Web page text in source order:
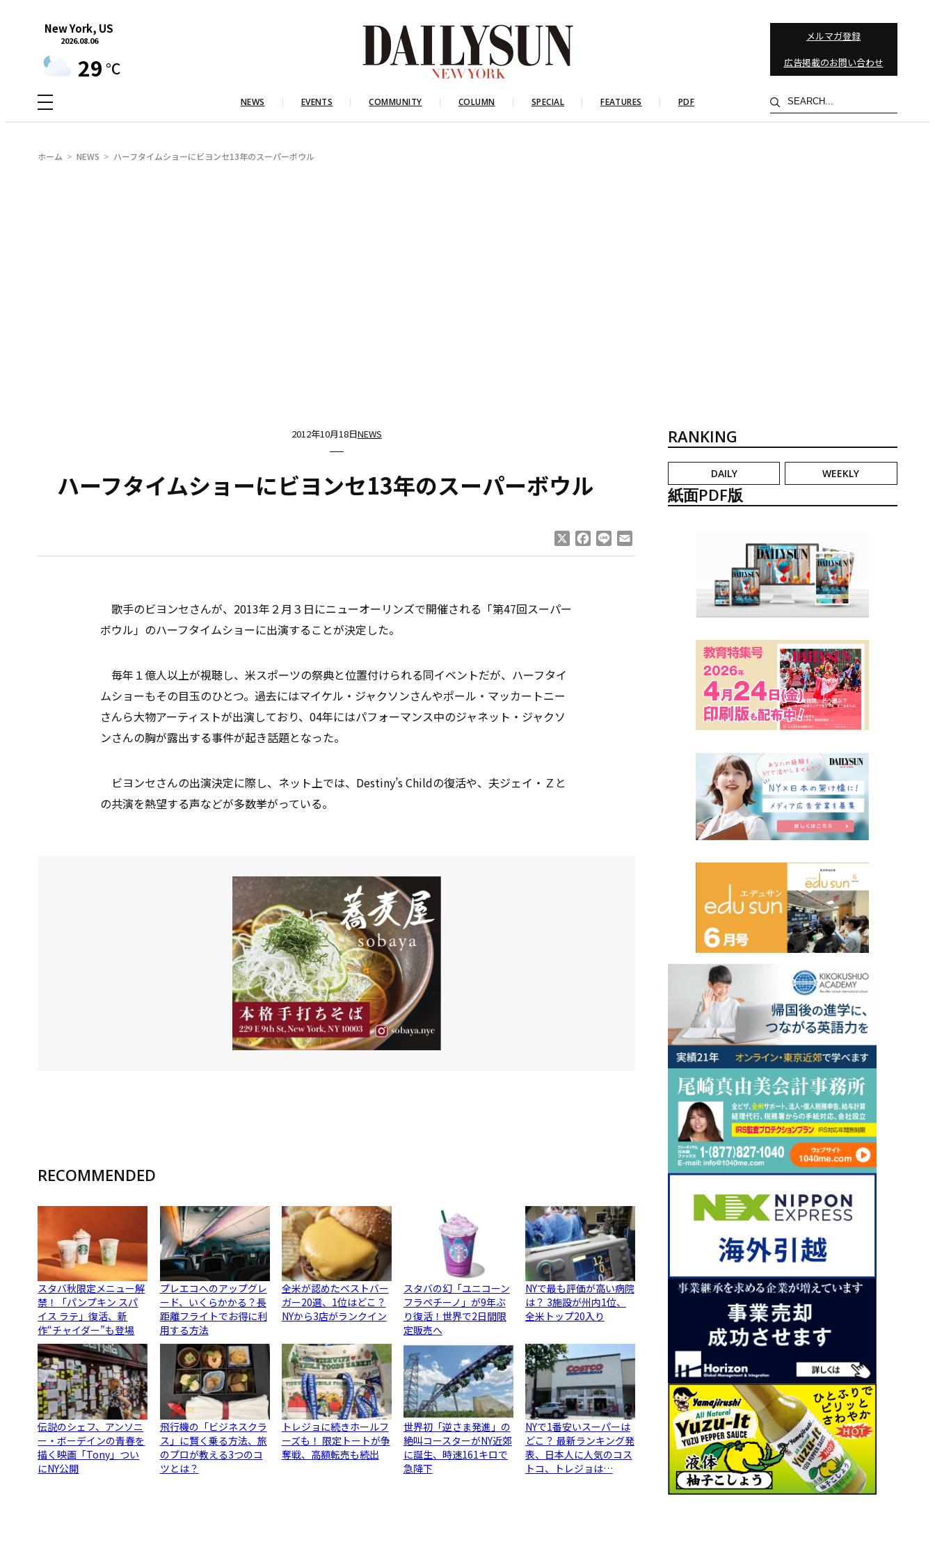
New York, US
2026.08.06
29 °C
メルマガ登録
広告掲載のお問い合わせ
NEWS EVENTS COMMUNITY COLUMN SPECIAL FEATURES PDF
検
索
ホーム NEWS ハーフタイムショーにビヨンセ13年のスーパーボウル
2012年10月18日NEWS
ハーフタイムショーにビヨンセ13年のスーパーボウル
Facebook
Line
歌手のビヨンセさんが、2013年２月３日にニューオーリンズで開催される「第47回スーパー
ボウル」のハーフタイムショーに出演することが決定した。
毎年１億人以上が視聴し、米スポーツの祭典と位置付けられる同イベントだが、ハーフタイ
ムショーもその目玉のひとつ。過去にはマイケル・ジャクソンさんやポール・マッカートニー
さんら大物アーティストが出演しており、04年にはパフォーマンス中のジャネット・ジャクソ
ンさんの胸が露出する事件が起き話題となった。
ビヨンセさんの出演決定に際し、ネット上では、Destiny’s Childの復活や、夫ジェイ・Ｚと
の共演を熱望する声などが多数挙がっている。
RECOMMENDED
スタバ秋限定メニュー解
禁！「パンプキン スパ
イス ラテ」復活、新
作“チャイダー”も登場
プレエコへのアップグレ
ード、いくらかかる？長
距離フライトでお得に利
用する方法
全米が認めたベストバー
ガー20選、1位はどこ？
NYから3店がランクイン
スタバの幻「ユニコーン
フラペチーノ」が9年ぶ
り復活！世界で2日間限
定販売へ
NYで最も評価が高い病院
は？ 3施設が州内1位、
全米トップ20入り
伝説のシェフ、アンソニ
ー・ボーデインの青春を
描く映画「Tony」つい
にNY公開
飛行機の「ビジネスクラ
ス」に賢く乗る方法、旅
のプロが教える3つのコ
ツとは？
トレジョに続きホールフ
ーズも！ 限定トートが争
奪戦、高額転売も続出
世界初「逆さま発進」の
絶叫コースターがNY近郊
に誕生、時速161キロで
急降下
NYで1番安いスーパーは
どこ？ 最新ランキング発
表、日本人に人気のコス
トコ、トレジョは…
RANKING
DAILY WEEKLY
紙面PDF版